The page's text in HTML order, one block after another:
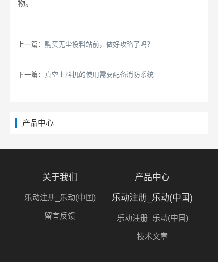
物。
上一篇： 购买无尘投料站前，做好攻略了吗？
下一篇：真空上料机的使用需要配备消防系统
产品中心
关于我们
乐动注册_乐动(中国)
留言反馈
产品中心
乐动注册_乐动(中国)
乐动注册_乐动(中国)
技术文章